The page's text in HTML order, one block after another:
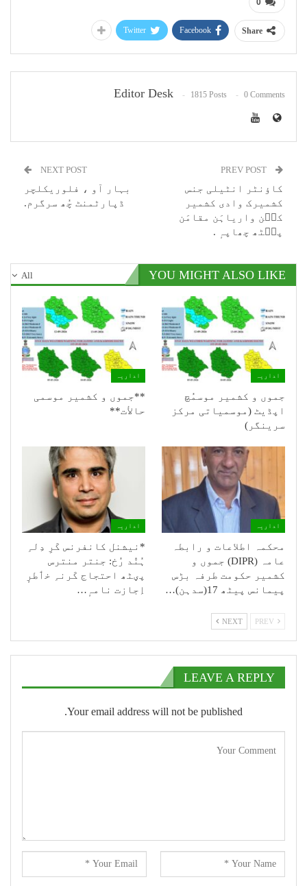
0
Share
Facebook
Twitter
Editor Desk 1815 Posts 0 Comments
کاؤنٹر انٹیلی جنس
کشمیرک وادی کشمیر
کٮ۪ن واریاہَن مقامَن
پٮ۪ٹھ چھاپہٕ .
NEXT POST
بہار آو ، فلوریکلچر
ڈپارٹمنٹ چُھ سرگرم.
All YOU MIGHT ALSO LIKE
اداریہ
جموں و کشمیر موسمُچ
اپڈیٹ (موسمیاتی مرکز
سرینگر)
اداریہ
**جموں و كشمیر موسمی
حالأت**
اداریہ
محکمہ اطلاعات و رابطہ
عامہ (DIPR) جموں و
کشمیر حکومت طرفہ بڑس
پیمانس پیٹھ 17(سدہن)…
اداریہ
*نیشنل کانفرنس کَرِ دِلہِ
ہُنٛد رُخ: جنتر منترس
پؠٹھ احتجاج کَرنہِ خٲطرٕ
اِجازت نامہٕ…
NEXT
LEAVE A REPLY
Your email address will not be published.